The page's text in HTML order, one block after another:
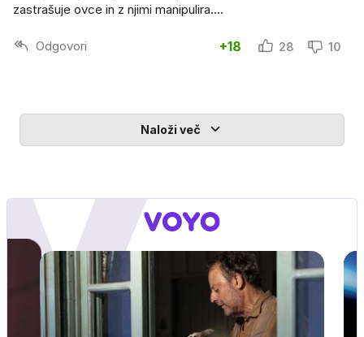
zastrašuje ovce in z njimi manipulira....
Odgovori +18 28 10
Naloži več